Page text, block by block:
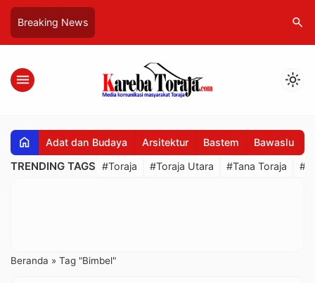
Breaking News search
menu light_mode
home Adat dan Budaya Arsitektur Bastem Bawaslu
TRENDING TAGS #Toraja #Toraja Utara #Tana Toraja
Beranda » Tag "Bimbel"